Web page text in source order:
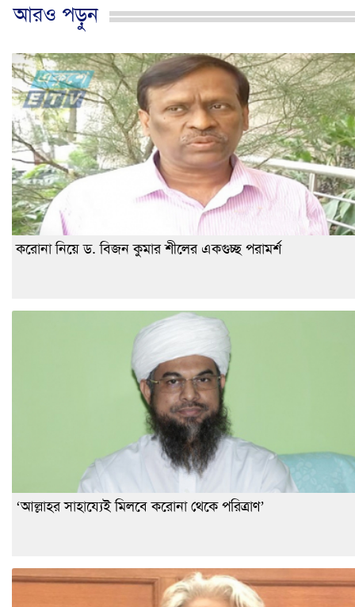
আরও পড়ুন
করোনা নিয়ে ড. বিজন কুমার শীলের একগুচ্ছ পরামর্শ
‘আল্লাহর সাহায্যেই মিলবে করোনা থেকে পরিত্রাণ’